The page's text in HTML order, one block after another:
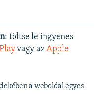
: töltse le ingyenes
vagy az Apple
a weboldal egyes